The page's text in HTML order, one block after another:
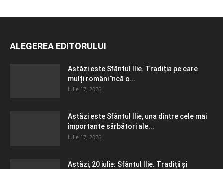
ALEGEREA EDITORULUI
Astăzi este Sfântul Ilie. Tradiția pe care
mulți români încă o...
iulie 17, 2026
Astăzi este Sfântul Ilie, una dintre cele mai
importante sărbători ale...
iulie 17, 2026
Astăzi, 20 iulie: Sfântul Ilie. Tradiții și